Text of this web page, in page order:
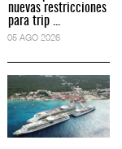
nuevas restricciones
para trip ...
05 AGO 2026